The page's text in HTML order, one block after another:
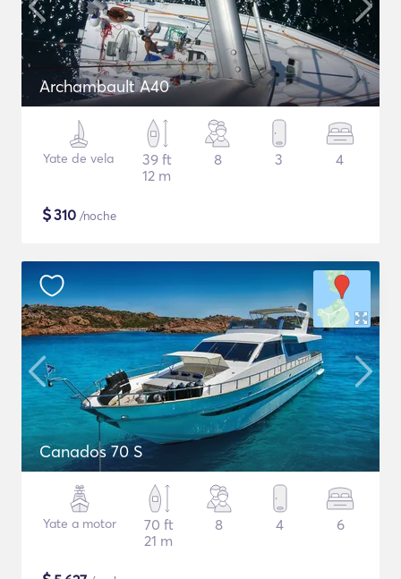
Archambault A40
Yate de vela
39 ft
12 m
8 3 4
$310 /noche
Canados 70 S
Yate a motor
70 ft
21 m
8 4 6